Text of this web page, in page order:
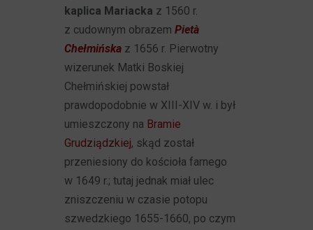
kaplica Mariacka z 1560 r.
z cudownym obrazemPietà
Chełmińska z 1656 r. Pierwotny
wizerunek Matki Boskiej
Chełmińskiej powstał
prawdopodobnie w XIII-XIV w. i był
umieszczony na Bramie
Grudziądzkiej, skąd został
przeniesiony do kościoła farnego
w 1649 r.; tutaj jednak miał ulec
zniszczeniu w czasie potopu
szwedzkiego 1655-1660, po czym